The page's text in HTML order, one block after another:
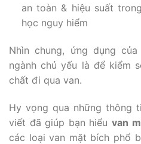
an toàn & hiệu suất
học nguy hiểm
Nhìn chung, ứng dụng
ngành chủ yếu là để kiểm
chất đi qua van.
Hy vọng qua những thông
viết đã giúp bạn hiểu van
các loại van mặt bích phổ